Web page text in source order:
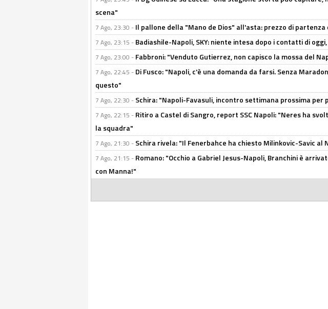
scena"
7 Ago, 23:30 - Il pallone della "Mano de Dios" all'asta: prezzo di
7 Ago, 23:15 - Badiashile-Napoli, SKY: niente intesa dopo i contatti di
7 Ago, 23:00 - Fabbroni: "Venduto Gutierrez, non capisco la mossa del
7 Ago, 22:45 - Di Fusco: "Napoli, c'è una domanda da farsi. Senza
questo"
7 Ago, 22:30 - Schira: "Napoli-Favasuli, incontro settimana prossima per
7 Ago, 22:15 - Ritiro a Castel di Sangro, report SSC Napoli: "Neres ha
la squadra"
7 Ago, 21:30 - Schira rivela: "Il Fenerbahce ha chiesto Milinkovic-Savic al
7 Ago, 21:15 - Romano: "Occhio a Gabriel Jesus-Napoli, Branchini è
con Manna!"